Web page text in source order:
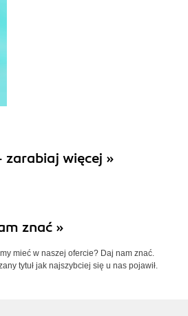
więcej »
znać »
mieć w naszej ofercie? Daj nam znać.
tytuł jak najszybciej się u nas pojawił.